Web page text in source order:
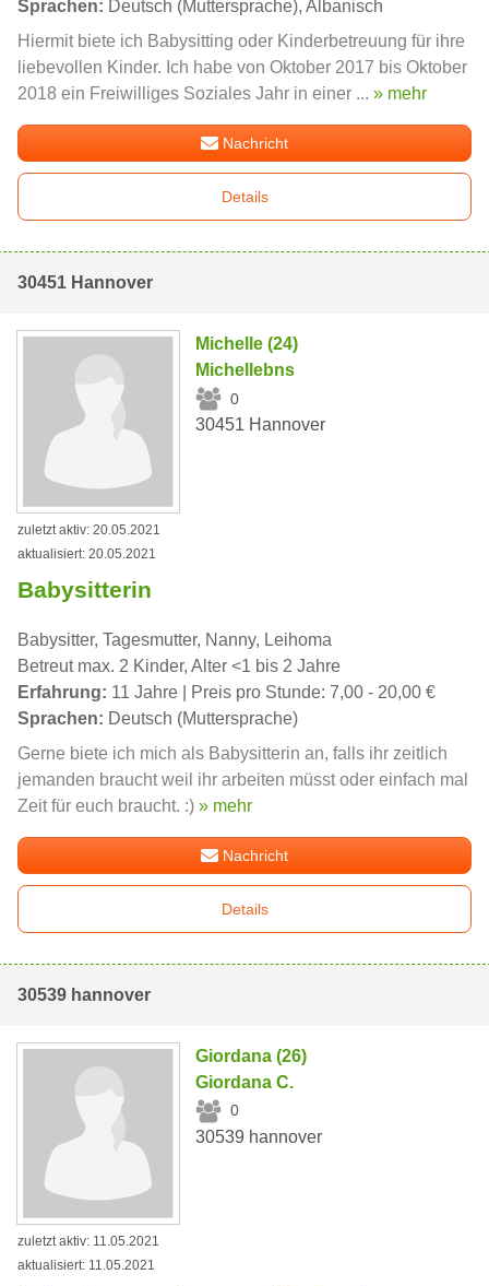
Sprachen: Deutsch (Muttersprache), Albanisch
Hiermit biete ich Babysitting oder Kinderbetreuung für ihre
liebevollen Kinder. Ich habe von Oktober 2017 bis Oktober
2018 ein Freiwilliges Soziales Jahr in einer ... » mehr
Nachricht
Details
30451 Hannover
Michelle (24)
Michellebns
0
30451 Hannover
zuletzt aktiv: 20.05.2021
aktualisiert: 20.05.2021
Babysitterin
Babysitter, Tagesmutter, Nanny, Leihoma
Betreut max. 2 Kinder, Alter <1 bis 2 Jahre
Erfahrung: 11 Jahre | Preis pro Stunde: 7,00 - 20,00 €
Sprachen: Deutsch (Muttersprache)
Gerne biete ich mich als Babysitterin an, falls ihr zeitlich
jemanden braucht weil ihr arbeiten müsst oder einfach mal
Zeit für euch braucht. :) » mehr
Nachricht
Details
30539 hannover
Giordana (26)
Giordana C.
0
30539 hannover
zuletzt aktiv: 11.05.2021
aktualisiert: 11.05.2021